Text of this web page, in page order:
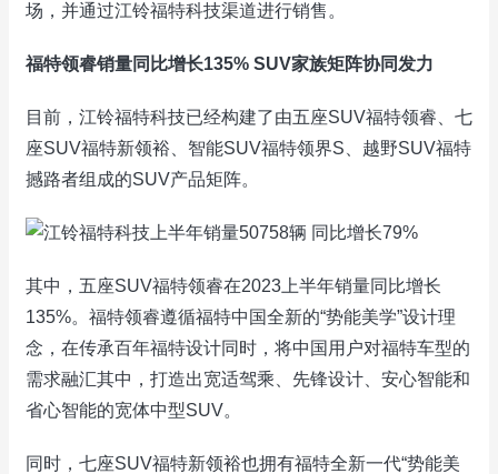
场，并通过江铃福特科技渠道进行销售。
福特领睿销量同比增长135% SUV家族矩阵协同发力
目前，江铃福特科技已经构建了由五座SUV福特领睿、七
座SUV福特新领裕、智能SUV福特领界S、越野SUV福特
撼路者组成的SUV产品矩阵。
其中，五座SUV福特领睿在2023上半年销量同比增长
135%。福特领睿遵循福特中国全新的“势能美学”设计理
念，在传承百年福特设计同时，将中国用户对福特车型的
需求融汇其中，打造出宽适驾乘、先锋设计、安心智能和
省心智能的宽体中型SUV。
同时，七座SUV福特新领裕也拥有福特全新一代“势能美